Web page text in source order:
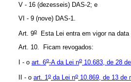
V - 16 (dezesseis) DAS-2; e
VI - 9 (nove) DAS-1.
Art. 9o
Esta Lei entra em vigor na data
Art. 10. Ficam revogados:
I - o art. 6o-A da Lei no 10.683, de 28
II - o art. 1o da Lei no 10.869, de 13 de